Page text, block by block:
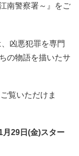
南警察署～』をご
凶悪犯罪を専門
の物語を描いたサ
覧いただけま
29日(金)スター